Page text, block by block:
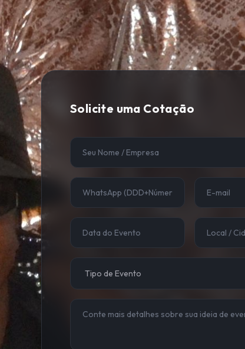
Solicite uma Cotação